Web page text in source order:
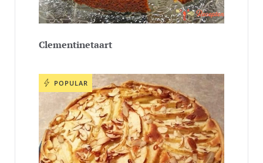
Clementinetaart
POPULAR